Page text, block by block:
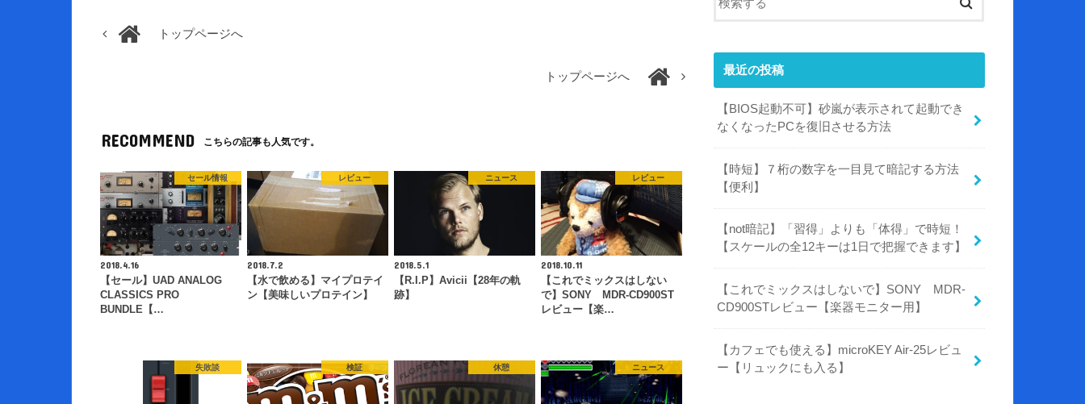
トップページへ
トップページへ
RECOMMEND こちらの記事も人気です。
セール情報
2018.4.16
【セール】UAD ANALOG
CLASSICS PRO
BUNDLE【…
レビュー
2018.7.2
【水で飲める】マイプロテイ
ン【美味しいプロテイン】
ニュース
2018.5.1
【R.I.P】Avicii【28年の軌
跡】
レビュー
2018.10.11
【これでミックスはしない
で】SONY MDR-CD900ST
レビュー【楽…
失敗談 検証 休憩 ニュース
最近の投稿
【BIOS起動不可】砂嵐が表示されて起動でき
なくなったPCを復旧させる方法
【時短】７桁の数字を一目見て暗記する方法
【便利】
【not暗記】「習得」よりも「体得」で時短！
【スケールの全12キーは1日で把握できます】
【これでミックスはしないで】SONY MDR-
CD900STレビュー【楽器モニター用】
【カフェでも使える】microKEY Air-25レビュ
ー【リュックにも入る】